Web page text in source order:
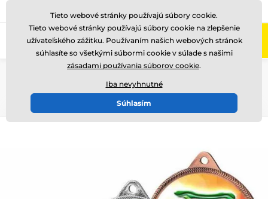
Zavolajte nám (Po-Pi 8-17) +421220255160
Kovové medaily s potlačou
MDL001
Tieto webové stránky používajú súbory cookie.
Tieto webové stránky používajú súbory cookie na zlepšenie
užívateľského zážitku. Používaním našich webových stránok
súhlasíte so všetkými súbormi cookie v súlade s našimi
zásadami používania súborov cookie.
Iba nevyhnutné
Súhlasím